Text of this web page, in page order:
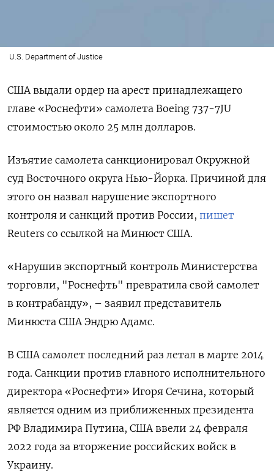
U.S. Department of Justice
США выдали ордер на арест принадлежащего
главе «Роснефти» самолета Boeing 737-7JU
стоимостью около 25 млн долларов.
Изъятие самолета санкционировал Окружной
суд Восточного округа Нью-Йорка. Причиной для
этого он назвал нарушение экспортного
контроля и санкций против России, пишет
Reuters со ссылкой на Минюст США.
«Нарушив экспортный контроль Министерства
торговли, "Роснефть" превратила свой самолет
в контрабанду», – заявил представитель
Минюста США Эндрю Адамс.
В США самолет последний раз летал в марте 2014
года. Санкции против главного исполнительного
директора «Роснефти» Игоря Сечина, который
является одним из приближенных президента
РФ Владимира Путина, США ввели 24 февраля
2022 года за вторжение российских войск в
Украину.